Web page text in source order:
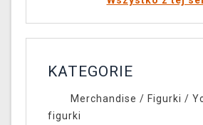
KATEGORIE
Merchandise / Figurki /
figurki